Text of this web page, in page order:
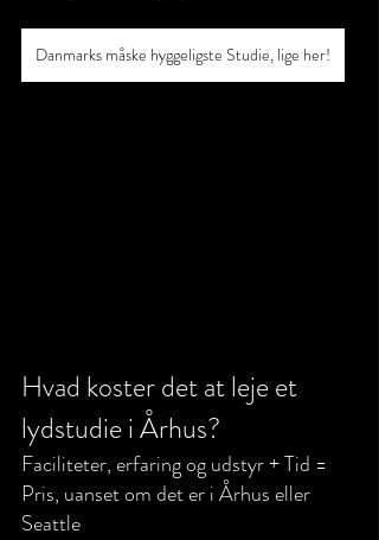
Danmarks måske hyggeligste Studie, lige her!
Hvad koster det at leje et
lydstudie i Århus?
Faciliteter, erfaring og udstyr + Tid =
Pris, uanset om det er i Århus eller
Seattle